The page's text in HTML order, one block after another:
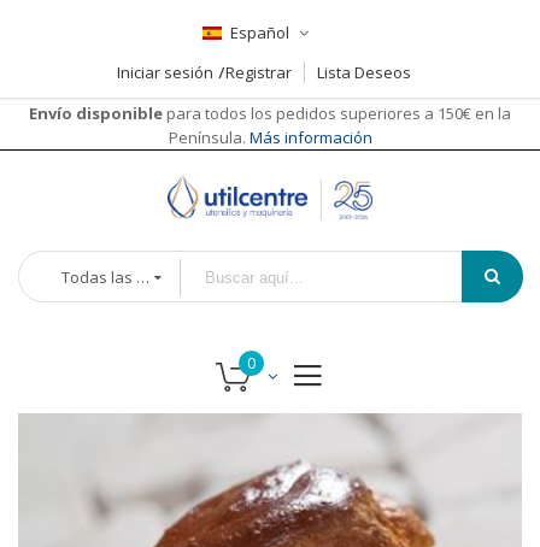
Español
Iniciar sesión
Registrar
Lista Deseos
Envío disponible para todos los pedidos superiores a 150€ en la
Península. Más información
Todas las categorías